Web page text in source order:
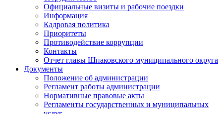
Официальные визиты и рабочие поездки
Информация
Кадровая политика
Приоритеты
Противодействие коррупции
Контакты
Отчет главы Шпаковского муниципального округа
Документы
Положение об администрации
Регламент работы администрации
Нормативные правовые акты
Регламенты государственных и муниципальных